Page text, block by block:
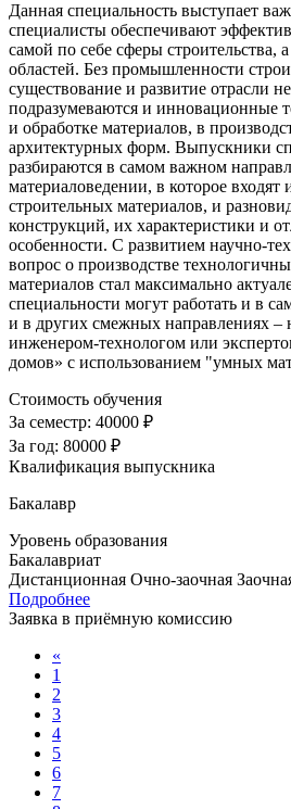
Данная специальность выступает
специалисты обеспечивают
самой по себе сферы строительства,
областей. Без промышленности
существование и развитие отрасли
подразумеваются и инновационные
и обработке материалов, в
архитектурных форм. Выпускники
разбираются в самом важном
материаловедении, в которое входят
строительных материалов, и
конструкций, их характеристики и
особенности. С развитием научно-
вопрос о производстве
материалов стал максимально
специальности могут работать и в
и в других смежных направлениях –
инженером-технологом или
домов» с использованием "умных
Стоимость обучения
За семестр: 40000 ₽
За год: 80000 ₽
Квалификация выпускника
Бакалавр
Уровень образования
Бакалавриат
Дистанционная Очно-заочная
Подробнее
Заявка в приёмную комиссию
«
1
2
3
4
5
6
7